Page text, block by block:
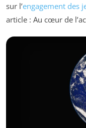
sur l’engagement des
article : Au cœur de